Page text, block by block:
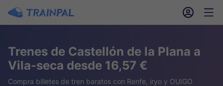
󱎓 󱒨
Trenes de Castellón de la Plana a
Vila-seca desde 16,57 €
Compra billetes de tren baratos con Renfe, iryo y OUIGO